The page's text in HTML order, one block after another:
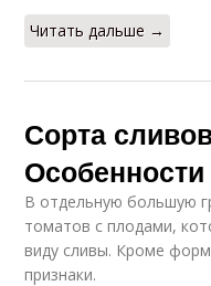
Читать дальше →
Сорта
В отдельную большую
томатов с плодами,
виду сливы. Кроме
признаки.